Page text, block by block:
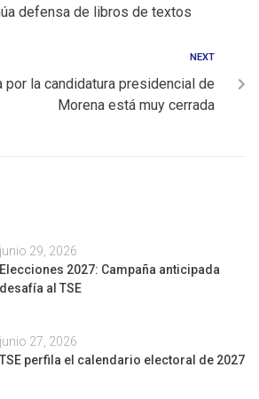
defensa de libros de textos
NEXT
por la candidatura presidencial de
Morena está muy cerrada
junio 29, 2026
Elecciones 2027: Campaña anticipada
desafía al TSE
junio 27, 2026
TSE perfila el calendario electoral de 2027